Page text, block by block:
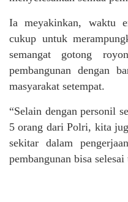
Ia meyakinkan, waktu
cukup untuk
semangat gotong
pembangunan dengan
masyarakat setempat.
“Selain dengan personil
5 orang dari Polri, kita
sekitar dalam
pembangunan bisa